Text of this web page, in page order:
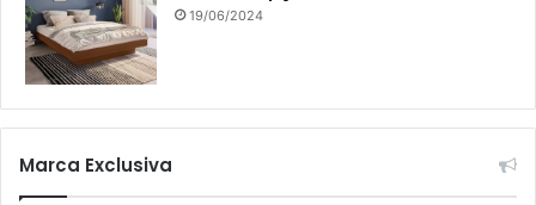
19/06/2024
Marca Exclusiva